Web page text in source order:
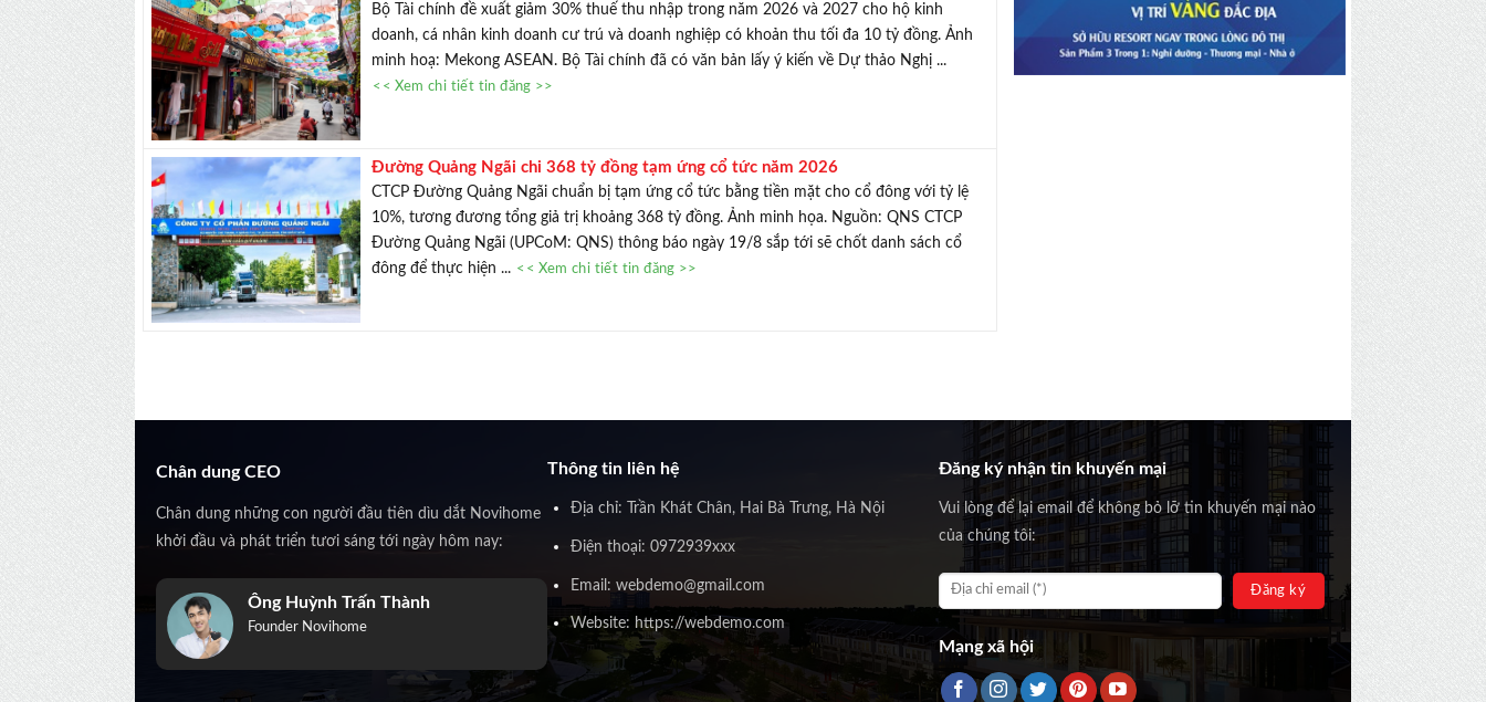
Bộ Tài chính đề xuất giảm 30% thuế thu nhập trong năm 2026 và 2027 cho hộ kinh
doanh, cá nhân kinh doanh cư trú và doanh nghiệp có khoản thu tối đa 10 tỷ đồng. Ảnh
minh hoạ: Mekong ASEAN. Bộ Tài chính đã có văn bản lấy ý kiến về Dự thảo Nghị ...
<< Xem chi tiết tin đăng >>
Đường Quảng Ngãi chi 368 tỷ đồng tạm ứng cổ tức năm 2026
CTCP Đường Quảng Ngãi chuẩn bị tạm ứng cổ tức bằng tiền mặt cho cổ đông với tỷ lệ
10%, tương đương tổng giả trị khoảng 368 tỷ đồng. Ảnh minh họa. Nguồn: QNS CTCP
Đường Quảng Ngãi (UPCoM: QNS) thông báo ngày 19/8 sắp tới sẽ chốt danh sách cổ
đông để thực hiện ... << Xem chi tiết tin đăng >>
Chân dung CEO
Chân dung những con người đầu tiên dìu dắt Novihome
khởi đầu và phát triển tươi sáng tới ngày hôm nay:
Ông Huỳnh Trấn Thành
Founder Novihome
Trịnh Kiều Anh
Co-Founder Novihome
Thông tin liên hệ
Địa chỉ: Trần Khát Chân, Hai Bà Trưng, Hà Nội
Điện thoại: 0972939xxx
Email: webdemo@gmail.com
Website: https://webdemo.com
Đăng ký nhận tin khuyến mại
Vui lòng để lại email để không bỏ lỡ tin khuyến mại nào
của chúng tôi:
Mạng xã hội